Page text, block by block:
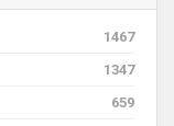
1467
1347
659